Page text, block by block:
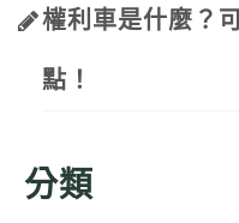
權利車是什麼？
點！
分類